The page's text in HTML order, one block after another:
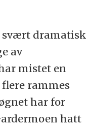
svært dramatisk
av
mistet en
rammes
har for
hatt